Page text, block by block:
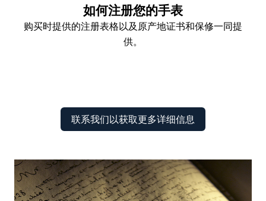
如何注册您的手表
购买时提供的注册表格以及原产地证书和保修一同提
供。
联系我们以获取更多详细信息